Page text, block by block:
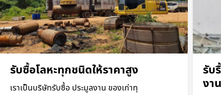
รับซื้อโลหะทุกชนิดให้ราคาสูง
เราเป็นบริษัทรับซื้อ ประมูลงาน ของเก่าทุ
รับ
งา